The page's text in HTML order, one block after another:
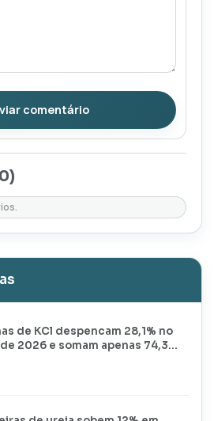
comentário
0)
de KCl despencam 28,1% no
2026 e somam apenas 74,3